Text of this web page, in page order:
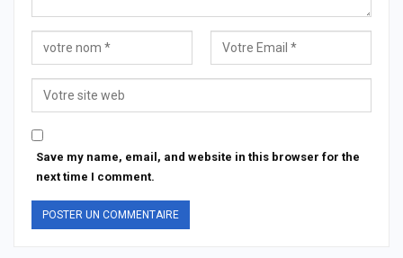
Save my name, email, and website in this browser for the
next time I comment.